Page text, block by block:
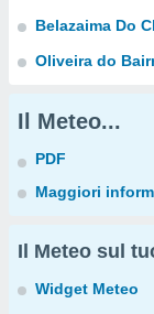
Belazaima Do
Oliveira do
Il Meteo...
PDF
Maggiori
Il Meteo sul
Widget Meteo